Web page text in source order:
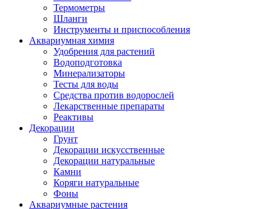
Термометры
Шланги
Инструменты и приспособления
Аквариумная химия
Удобрения для растений
Водоподготовка
Минерализаторы
Тесты для воды
Средства против водорослей
Лекарственные препараты
Реактивы
Декорации
Грунт
Декорации искусственные
Декорации натуральные
Камни
Коряги натуральные
Фоны
Аквариумные растения